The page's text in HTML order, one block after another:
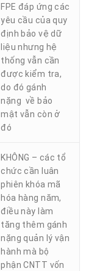
FPE đáp ứng các
yêu cầu của quy
định bảo vệ dữ
liệu nhưng hệ
thống vẫn cần
được kiểm tra,
do đó gánh
nặng về bảo
mật vẫn còn ở
đó
KHÔNG – các tổ
chức cần luân
phiên khóa mã
hóa hàng năm,
điều này làm
tăng thêm gánh
nặng quản lý vận
hành mà bộ
phận CNTT vốn